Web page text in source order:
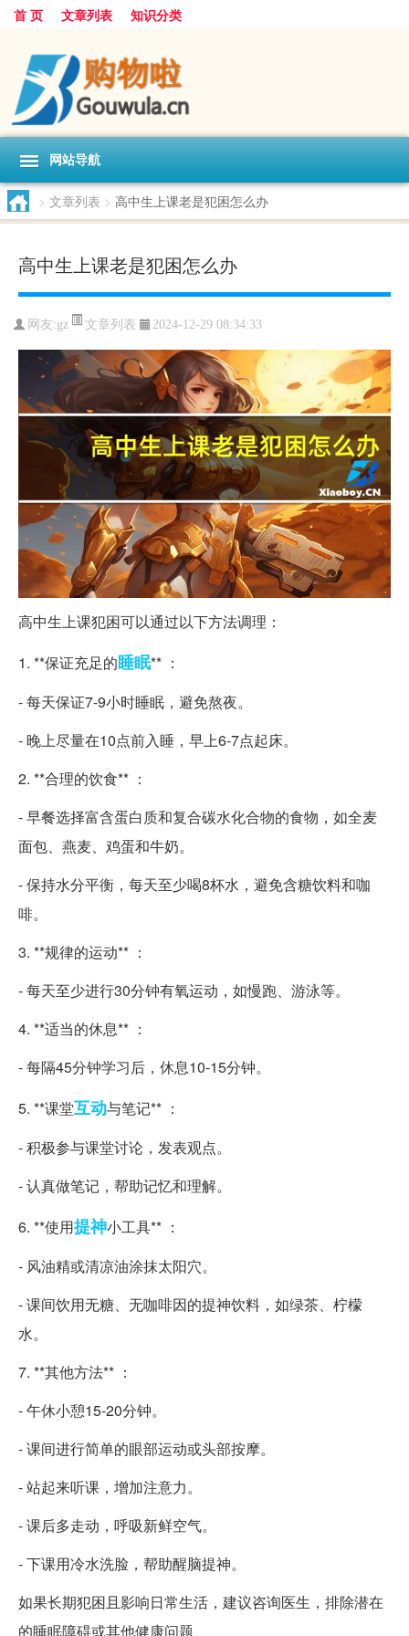
首 页 文章列表 知识分类
网站导航
> 文章列表 > 高中生上课老是犯困怎么办
高中生上课老是犯困怎么办
网友:gz 文章列表 2024-12-29 08:34:33
高中生上课犯困可以通过以下方法调理：
1. **保证充足的睡眠** ：
- 每天保证7-9小时睡眠，避免熬夜。
- 晚上尽量在10点前入睡，早上6-7点起床。
2. **合理的饮食** ：
- 早餐选择富含蛋白质和复合碳水化合物的食物，如全麦
面包、燕麦、鸡蛋和牛奶。
- 保持水分平衡，每天至少喝8杯水，避免含糖饮料和咖
啡。
3. **规律的运动** ：
- 每天至少进行30分钟有氧运动，如慢跑、游泳等。
4. **适当的休息** ：
- 每隔45分钟学习后，休息10-15分钟。
5. **课堂互动与笔记** ：
- 积极参与课堂讨论，发表观点。
- 认真做笔记，帮助记忆和理解。
6. **使用提神小工具** ：
- 风油精或清凉油涂抹太阳穴。
- 课间饮用无糖、无咖啡因的提神饮料，如绿茶、柠檬
水。
7. **其他方法** ：
- 午休小憩15-20分钟。
- 课间进行简单的眼部运动或头部按摩。
- 站起来听课，增加注意力。
- 课后多走动，呼吸新鲜空气。
- 下课用冷水洗脸，帮助醒脑提神。
如果长期犯困且影响日常生活，建议咨询医生，排除潜在
的睡眠障碍或其他健康问题